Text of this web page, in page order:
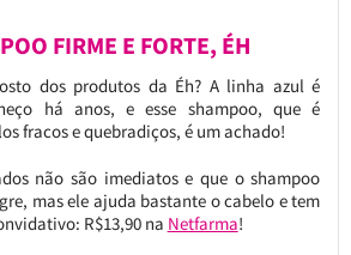
FIRME E FORTE, ÉH
dos produtos da Éh? A linha azul é
há anos, e esse shampoo, que é
fracos e quebradiços, é um achado!
não são imediatos e que o shampoo
mas ele ajuda bastante o cabelo e tem
R$13,90 na Netfarma!